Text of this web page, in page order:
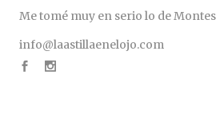
Me tomé muy en serio lo de
info@laastillaenelojo.com